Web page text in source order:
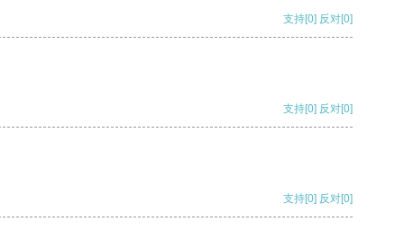
支持[0] 反对[0]
支持[0] 反对[0]
支持[0] 反对[0]